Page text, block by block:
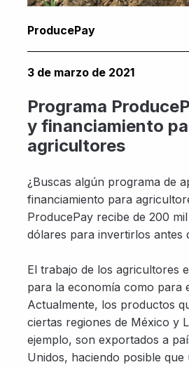
ProducePay
3 de marzo de 2021
Programa
y financiamiento
agricultores
¿Buscas algún programa de
financiamiento para
ProducePay recibe de 200
dólares para invertirlos antes
El trabajo de los agricultores
para la economía como para
Actualmente, los productos
ciertas regiones de México y
ejemplo, son exportados a
Unidos, haciendo posible que